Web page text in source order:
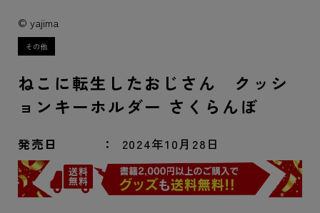
© yajima
ねこに転生したおじさん クッシ
ョンキーホルダー さくらんぼ
発売日 2024年10月28日